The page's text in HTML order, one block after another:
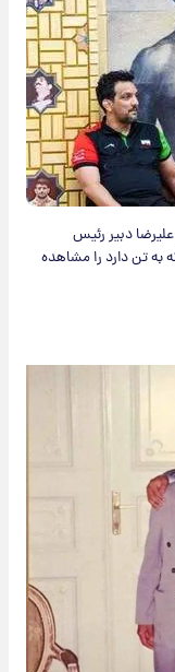
دبیر رئیس
به تن دارد را مشاهده